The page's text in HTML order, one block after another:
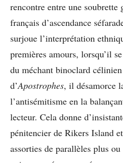
rencontre entre une
français d’ascendance
surjoue l’interprétation
premières amours, lorsqu’il
du méchant binoclard
d’Apostrophes, il désamorce
l’antisémitisme en la
lecteur. Cela donne
pénitencier de Rikers Island
assorties de parallèles plus